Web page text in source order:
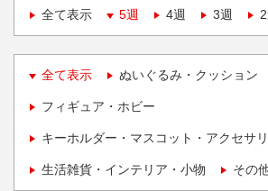
全て表示
5週 4週 3週
全て表示 ぬいぐるみ・クッション
フィギュア・ホビー
キーホルダー・マスコット・アクセサ
生活雑貨・インテリア・小物 その